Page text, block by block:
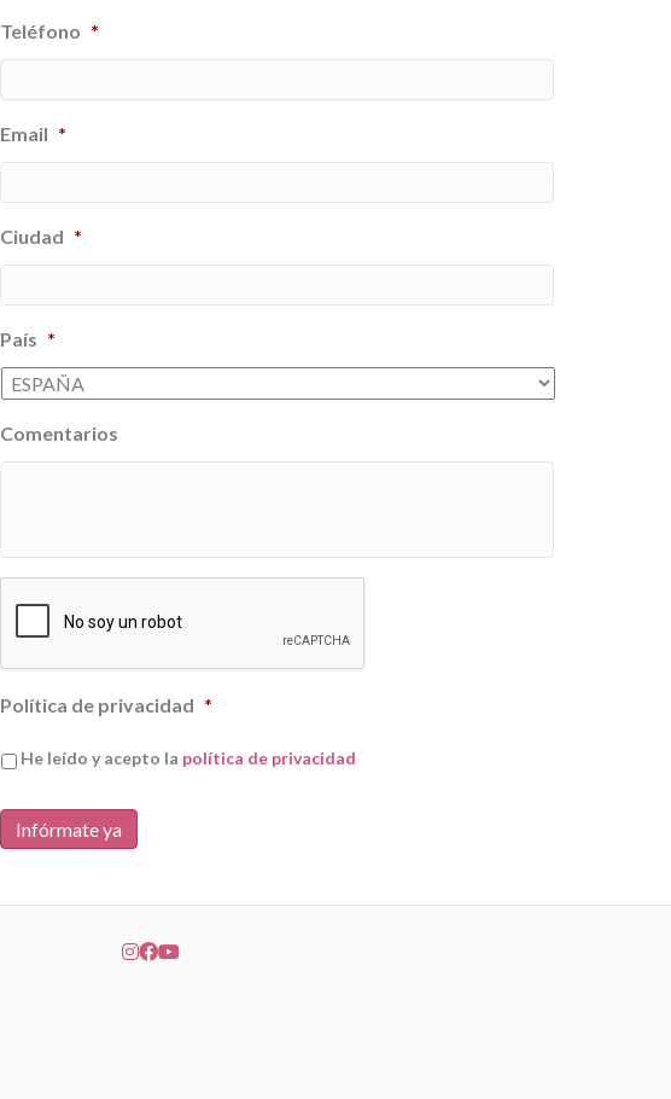
Teléfono *
Email *
Ciudad *
País *
Comentarios
Política de privacidad *
He leído y acepto la política de privacidad